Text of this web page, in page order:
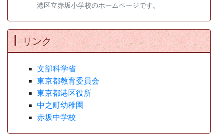
港区立赤坂小学校のホームページです。
リンク
文部科学省
東京都教育委員会
東京都港区役所
中之町幼稚園
赤坂中学校